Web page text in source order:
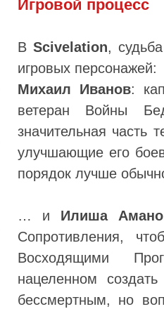
Игровой процесс
ВScivelation,
игровых
Михаил Иванов:
ветеран Войны
значительная часть
улучшающие его
порядок лучше
… и Илиша Амано
Сопротивления,
Восходящими
нацеленном
бессмертным, но